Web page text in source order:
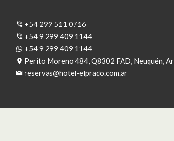
+54 299 511 0716
+54 9 299 409 1144
+54 9 299 409 1144
Perito Moreno 484, Q8302 FAD, Neuquén,
reservas@hotel-elprado.com.ar